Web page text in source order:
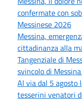
confermate con
Messinese 2026
Messina,
cittadinanza alla
Tangenziale di
svincolo di
Al via dal 5 agosto
tesserini venatori